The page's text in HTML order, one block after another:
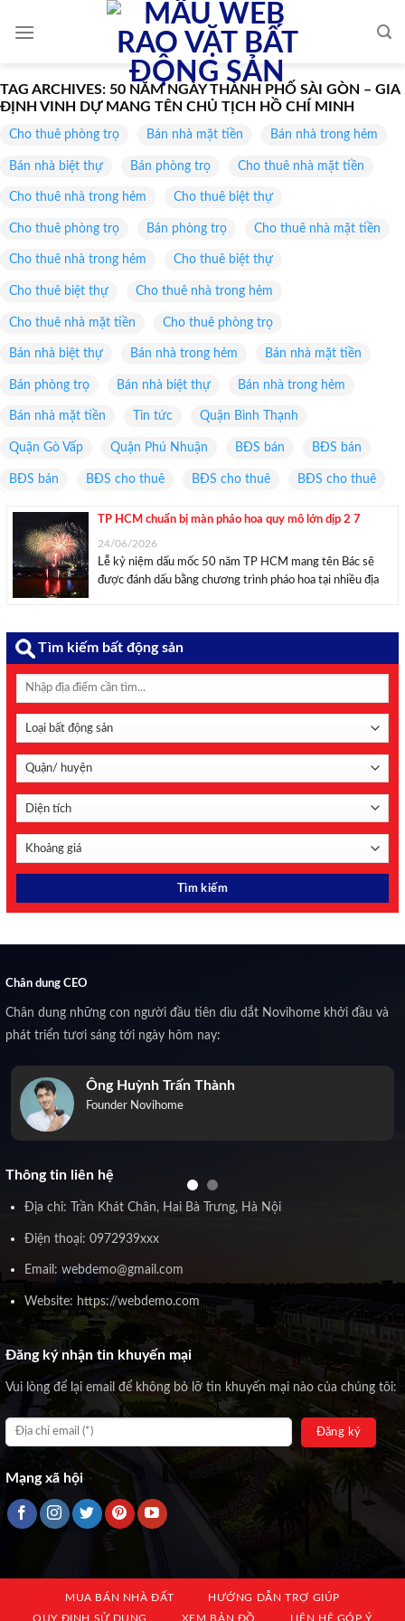
TAG ARCHIVES: 50 NĂM NGÀY THÀNH PHỐ SÀI GÒN – GIA
ĐỊNH VINH DỰ MANG TÊN CHỦ TỊCH HỒ CHÍ MINH
Cho thuê phòng trọ Bán nhà mặt tiền Bán nhà trong hẻm
Bán nhà biệt thự Bán phòng trọ Cho thuê nhà mặt tiền
Cho thuê nhà trong hẻm Cho thuê biệt thự
Cho thuê phòng trọ Bán phòng trọ Cho thuê nhà mặt tiền
Cho thuê nhà trong hẻm Cho thuê biệt thự
Cho thuê biệt thự Cho thuê nhà trong hẻm
Cho thuê nhà mặt tiền Cho thuê phòng trọ
Bán nhà biệt thự Bán nhà trong hẻm Bán nhà mặt tiền
Bán phòng trọ Bán nhà biệt thự Bán nhà trong hẻm
Bán nhà mặt tiền Tin tức Quận Bình Thạnh
Quận Gò Vấp Quận Phú Nhuận BĐS bán BĐS bán
BĐS bán BĐS cho thuê BĐS cho thuê BĐS cho thuê
TP HCM chuẩn bị màn pháo hoa quy mô lớn dịp 2 7
24/06/2026
Lễ kỷ niệm dấu mốc 50 năm TP HCM mang tên Bác sẽ
được đánh dấu bằng chương trình pháo hoa tại nhiều địa
Tìm kiếm bất động sản
Chân dung CEO
Chân dung những con người đầu tiên dìu dắt Novihome khởi đầu và
phát triển tươi sáng tới ngày hôm nay:
Ông Huỳnh Trấn Thành
Founder Novihome
Thông tin liên hệ
Địa chỉ: Trần Khát Chân, Hai Bà Trưng, Hà Nội
Điện thoại: 0972939xxx
Email: webdemo@gmail.com
Website: https://webdemo.com
Đăng ký nhận tin khuyến mại
Vui lòng để lại email để không bỏ lỡ tin khuyến mại nào của chúng tôi:
Mạng xã hội
MUA BÁN NHÀ ĐẤT
HƯỚNG DẪN TRỢ GIÚP
QUY ĐỊNH SỬ DỤNG
XEM BẢN ĐỒ LIÊN HỆ GÓP Ý